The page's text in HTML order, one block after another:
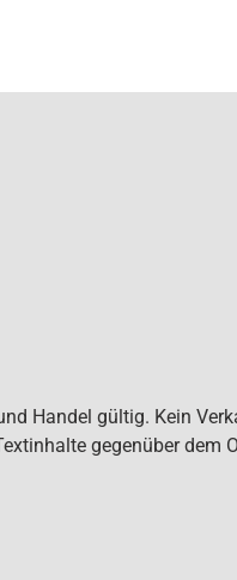
Handel gültig. Kein
gegenüber